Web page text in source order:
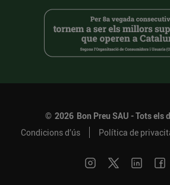
© 2026 Bon Preu SAU - Tots els
Condicions d’ús
Política de